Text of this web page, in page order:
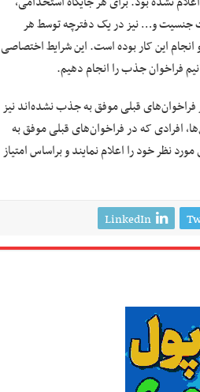
جنسیت و… نیز در یک دفترچه توسط هر
انجام این کار بوده است. این شرایط اختصاصی
فراخوان جذب را انجام دهیم.
قبلی موفق به جذب نشده‌اند نیز
افرادی که در فراخوان‌های قبلی موفق به
نظر خود را اعلام نمایند و براساس امتیاز
LinkedIn